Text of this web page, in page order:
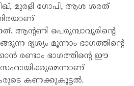
മുരളി ഗോപി, ആശ ശരത്
ആന്റണി പെരുമ്പാവൂരിന്റെ
ദൃശ്യം മൂന്നാം ഭാഗത്തിന്റെ
രണ്ടാം ഭാഗത്തിന്റെ ഈ
സഹായിക്കുമെന്നാണ്
കണക്കുകൂട്ടൽ.